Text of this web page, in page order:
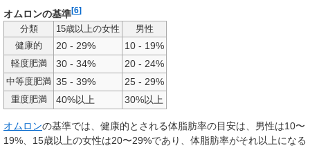
オムロンの基準[6]
分類 15歳以上の女性
男性
健康的
20 - 29% 10 - 19%
軽度肥満 30 - 34% 20 - 24%
中等度肥満 35 - 39% 25 - 29%
重度肥満 40%以上 30%以上
オムロンの基準では、健康的とされる体脂肪率の目安は、男性は10〜
19%、15歳以上の女性は20〜29%であり、体脂肪率がそれ以上になる